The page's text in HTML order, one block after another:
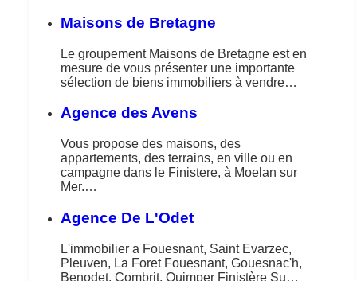
Maisons de Bretagne
Le groupement Maisons de Bretagne est en
mesure de vous présenter une importante
sélection de biens immobiliers à vendre…
Agence des Avens
Vous propose des maisons, des
appartements, des terrains, en ville ou en
campagne dans le Finistere, à Moelan sur
Mer.…
Agence De L'Odet
L'immobilier a Fouesnant, Saint Evarzec,
Pleuven, La Foret Fouesnant, Gouesnac'h,
Benodet, Combrit, Quimper Finistère Su…